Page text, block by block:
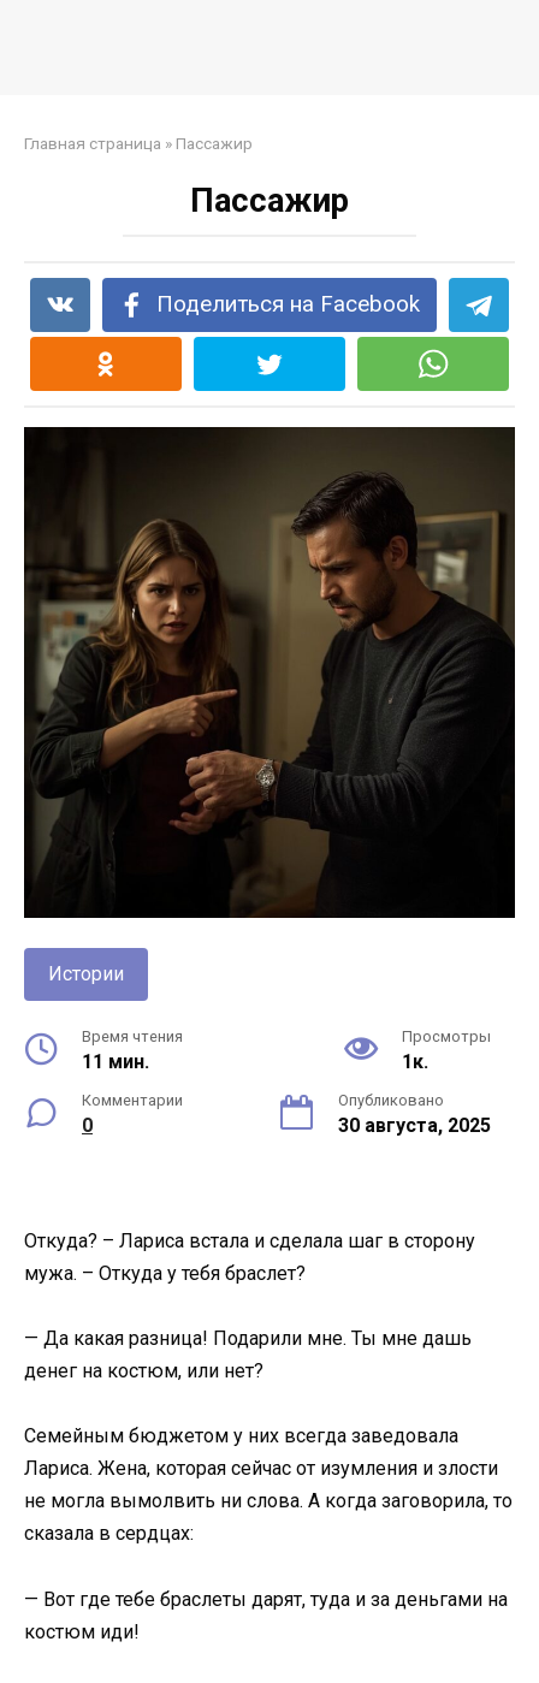
Главная страница » Пассажир
Пассажир
Поделиться на Facebook
Истории
Время чтения
11 мин.
Просмотры
1к.
Комментарии
0
Опубликовано
30 августа, 2025
Откуда? – Лариса встала и сделала шаг в сторону
мужа. – Откуда у тебя браслет?
— Да какая разница! Подарили мне. Ты мне дашь
денег на костюм, или нет?
Семейным бюджетом у них всегда заведовала
Лариса. Жена, которая сейчас от изумления и злости
не могла вымолвить ни слова. А когда заговорила, то
сказала в сердцах:
— Вот где тебе браслеты дарят, туда и за деньгами на
костюм иди!